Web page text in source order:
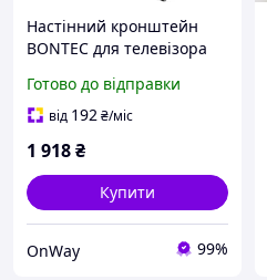
Настінний кронштейн
BONTEC для телевізора
похилий металевий
чорний до 40 кг VESA
Готово до відправки
від 192₴/міс
1 918₴
Купити
OnWay 99%